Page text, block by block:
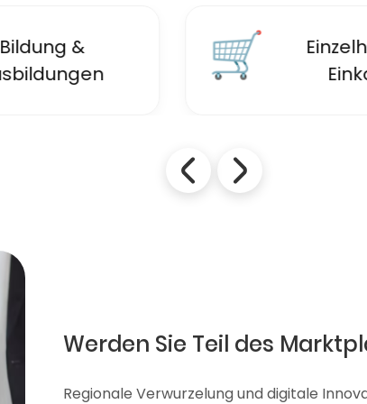
🛒
Einzelhandel &
Einkaufen
Werden Sie Teil des
Regionale Verwurzelung und digitale